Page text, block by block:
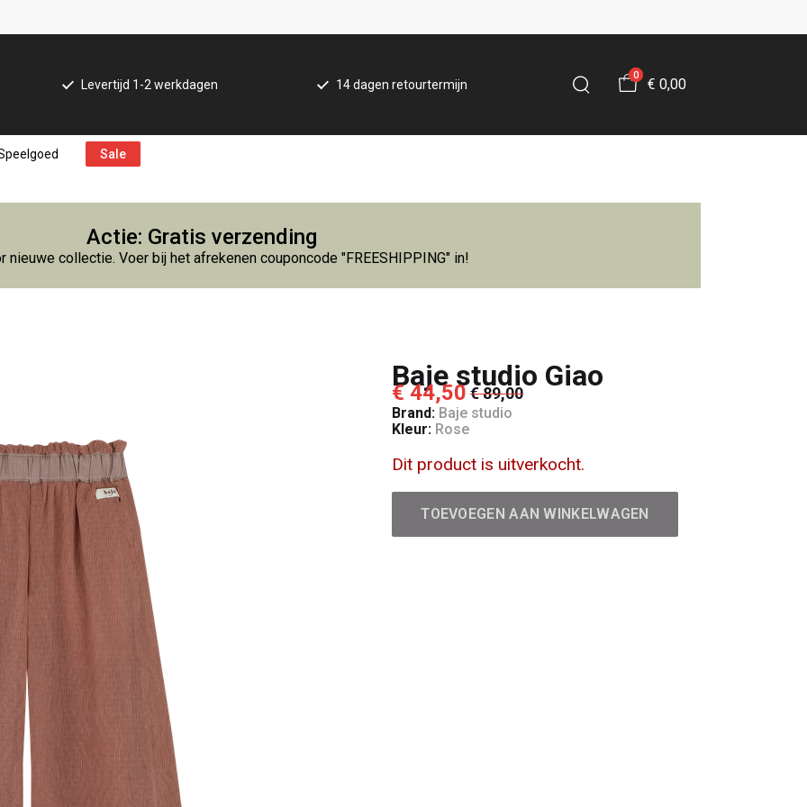
Levertijd 1-2 werkdagen 14 dagen retourtermijn
0
€ 0,00
Sale
Actie: Gratis verzending
nieuwe collectie. Voer bij het afrekenen couponcode "FREESHIPPING" in!
Baje studio Giao
€ 44,50€ 89,00
Brand: Baje studio
Kleur: Rose
Dit product is uitverkocht.
TOEVOEGEN AAN WINKELWAGEN